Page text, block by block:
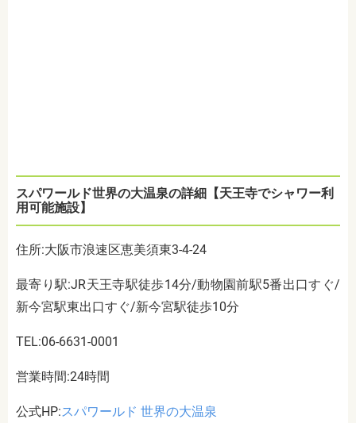
スパワールド世界の大温泉の詳細【天王寺でシャワー利
用可能施設】
住所:大阪市浪速区恵美須東3-4-24
最寄り駅:JR天王寺駅徒歩14分/動物園前駅5番出口すぐ/
新今宮駅東出口すぐ/新今宮駅徒歩10分
TEL:06-6631-0001
営業時間:24時間
公式HP:スパワールド 世界の大温泉